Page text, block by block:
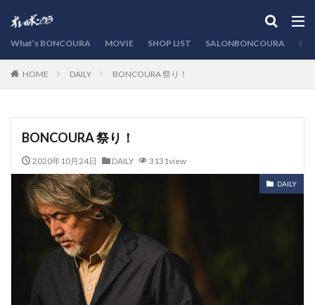
What’s BONCOURA MOVIE SHOP LIST SALONBONCOURA
HOME DAILY BONCOURA 祭り！
BONCOURA 祭り！
2020年10月24日 DAILY 3131view
DAILY
カテゴリー
検索